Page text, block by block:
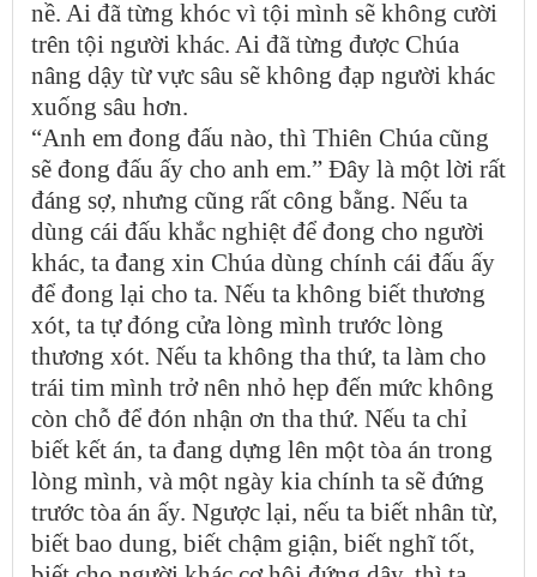
nề. Ai đã từng khóc vì tội mình sẽ không cười
trên tội người khác. Ai đã từng được Chúa
nâng dậy từ vực sâu sẽ không đạp người khác
xuống sâu hơn.
“Anh em đong đấu nào, thì Thiên Chúa cũng
sẽ đong đấu ấy cho anh em.” Đây là một lời rất
đáng sợ, nhưng cũng rất công bằng. Nếu ta
dùng cái đấu khắc nghiệt để đong cho người
khác, ta đang xin Chúa dùng chính cái đấu ấy
để đong lại cho ta. Nếu ta không biết thương
xót, ta tự đóng cửa lòng mình trước lòng
thương xót. Nếu ta không tha thứ, ta làm cho
trái tim mình trở nên nhỏ hẹp đến mức không
còn chỗ để đón nhận ơn tha thứ. Nếu ta chỉ
biết kết án, ta đang dựng lên một tòa án trong
lòng mình, và một ngày kia chính ta sẽ đứng
trước tòa án ấy. Ngược lại, nếu ta biết nhân từ,
biết bao dung, biết chậm giận, biết nghĩ tốt,